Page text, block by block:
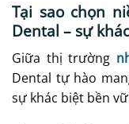
Tại sao chọn
Dental – sự
Giữa thị trường
Dental tự hào
sự khác biệt bền